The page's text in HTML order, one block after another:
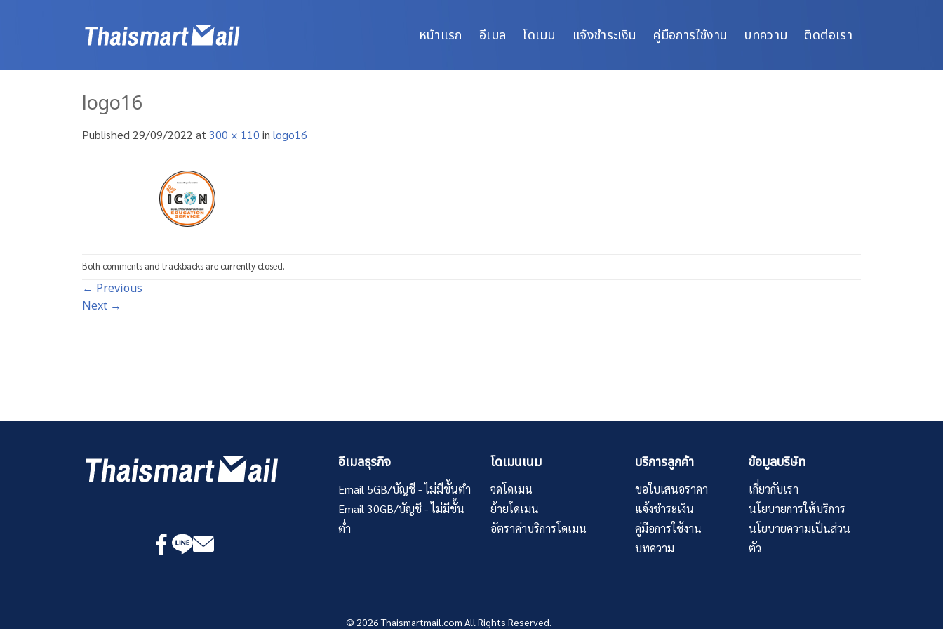
หน้าแรก อีเมล โดเมน แจ้งชำระเงิน คู่มือการใช้งาน บทความ ติดต่อเรา
logo16
Published 29/09/2022 at 300 × 110 in logo16
Both comments and trackbacks are currently closed.
← Previous
Next →
อีเมลธุรกิจ
Email 5GB/บัญชี - ไม่มีขั้นต่ำ
Email 30GB/บัญชี - ไม่มีขั้น
ต่ำ
โดเมนเนม
จดโดเมน
ย้ายโดเมน
อัตราค่าบริการโดเมน
บริการลูกค้า
ขอใบเสนอราคา
แจ้งชำระเงิน
คู่มือการใช้งาน
บทความ
ข้อมูลบริษัท
เกี่ยวกับเรา
นโยบายการให้บริการ
นโยบายความเป็นส่วน
ตัว
© 2026Thaismartmail.com All Rights Reserved.